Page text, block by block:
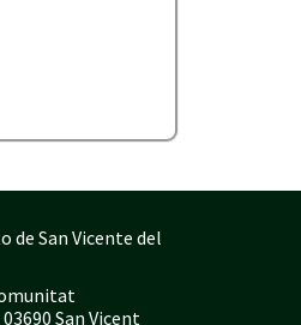
de San Vicente del
San Vicent